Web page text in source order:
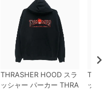
THRASHER HOOD スラ
ッシャー パーカー THRA
ッシャ